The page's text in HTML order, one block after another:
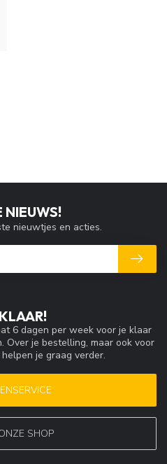
6 dagen per week voor je klaar
Over je bestelling, maar ook voor
je graag verder.
SHOP
NIEUWS!
nieuwtjes en acties.